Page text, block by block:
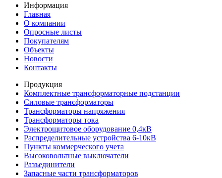
Информация
Главная
О компании
Опросные листы
Покупателям
Объекты
Новости
Контакты
Продукция
Комплектные трансформаторные подстанции
Силовые трансформаторы
Трансформаторы напряжения
Трансформаторы тока
Электрощитовое оборудование 0,4кВ
Распределительные устройства 6-10кВ
Пункты коммерческого учета
Высоковольтные выключатели
Разъединители
Запасные части трансформаторов